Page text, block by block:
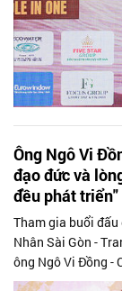
Ông Ngô Vi
đạo đức và
đều phát triển"
Tham gia buổi
Nhân Sài Gòn -
ông Ngô Vi Đồng -
Tin học HPT đã